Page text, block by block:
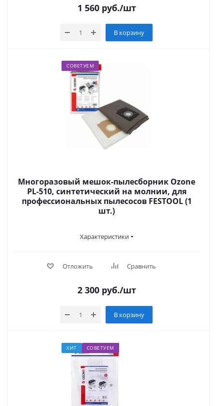
1 560 руб./шт
В корзину
СОВЕТУЕМ
Многоразовый мешок-пылесборник Ozone
PL-510, синтетический на молнии, для
профессиональных пылесосов FESTOOL (1
шт.)
Характеристики
Отложить Сравнить
2 300 руб./шт
В корзину
ХИТ СОВЕТУЕМ